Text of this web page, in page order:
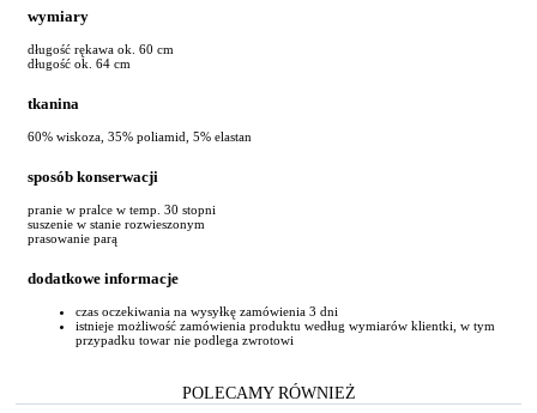
wymiary
długość rękawa ok. 60 cm
długość ok. 64 cm
tkanina
60% wiskoza, 35% poliamid, 5% elastan
sposób konserwacji
pranie w pralce w temp. 30 stopni
suszenie w stanie rozwieszonym
prasowanie parą
dodatkowe informacje
czas oczekiwania na wysyłkę zamówienia 3 dni
istnieje możliwość zamówienia produktu według wymiarów klientki, w tym
przypadku towar nie podlega zwrotowi
POLECAMY RÓWNIEŻ